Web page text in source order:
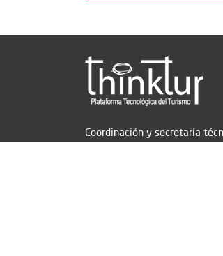
Coordinación y secretaría